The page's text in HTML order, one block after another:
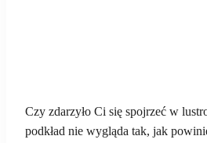
Czy zdarzyło Ci się spojrzeć w
podkład nie wygląda tak, jak